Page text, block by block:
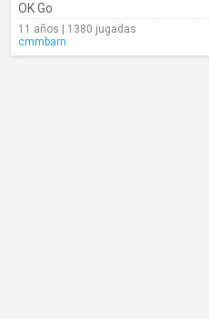
OK Go
11 años | 1380 jugadas
cmmbarn